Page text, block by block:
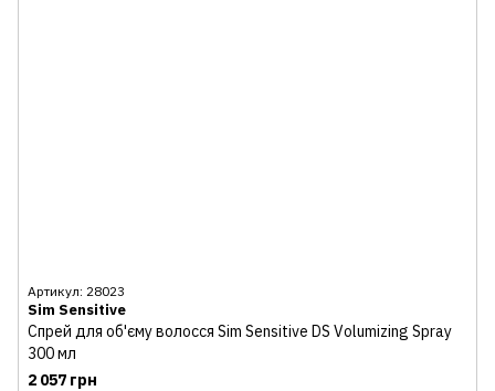
Артикул: 28023
Sim Sensitive
Спрей для об'єму волосся Sim Sensitive DS Volumizing Spray
300 мл
2 057 грн